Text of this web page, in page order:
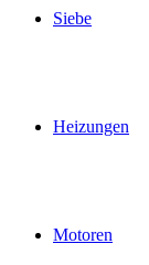
Siebe
Heizungen
Motoren